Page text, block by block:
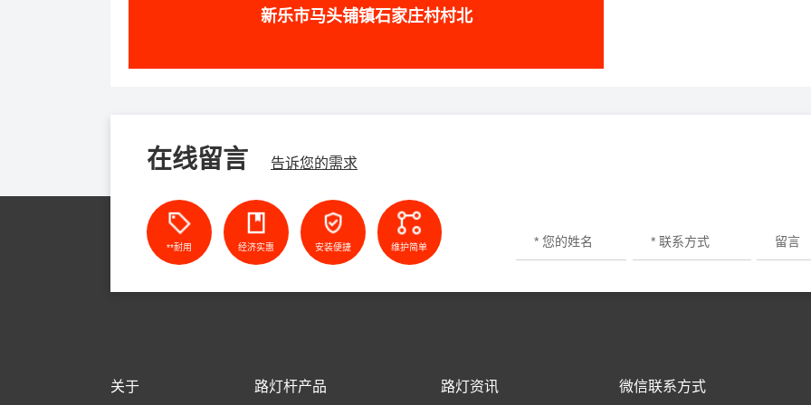
新乐市马头铺镇石家庄村村北
在线留言 告诉您的需求
**耐用 经济实惠 安装便捷 维护简单
关于 路灯杆产品 路灯资讯 微信联系方式